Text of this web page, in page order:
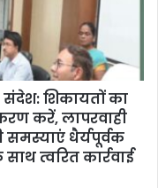
शिकायतों का
करें, लापरवाही
समस्याएं धैर्यपूर्वक
त्वरित कार्रवाई